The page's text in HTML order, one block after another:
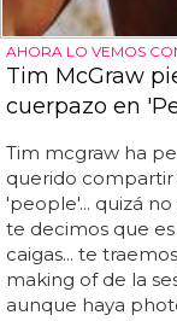
AHORA LO VEMOS
Tim McGraw
cuerpazo en
Tim mcgraw ha
querido
'people'... quizá
te decimos que
caigas... te
making of de la
aunque haya